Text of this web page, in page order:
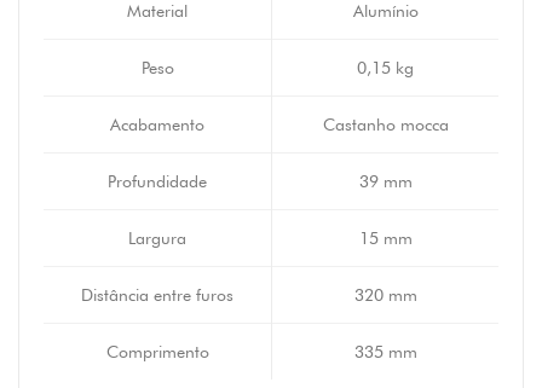
Material Alumínio
Peso 0,15 kg
Acabamento Castanho mocca
Profundidade 39 mm
Largura 15 mm
Distância entre furos 320 mm
Comprimento 335 mm